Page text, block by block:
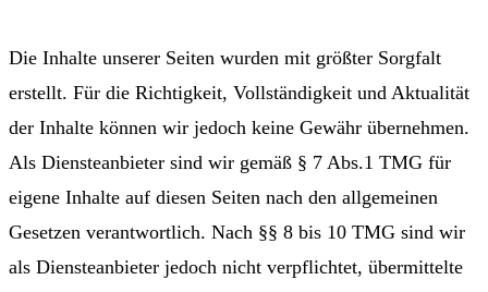
Die Inhalte unserer Seiten wurden mit größter Sorgfalt
erstellt. Für die Richtigkeit, Vollständigkeit und Aktualität
der Inhalte können wir jedoch keine Gewähr übernehmen.
Als Diensteanbieter sind wir gemäß § 7 Abs.1 TMG für
eigene Inhalte auf diesen Seiten nach den allgemeinen
Gesetzen verantwortlich. Nach §§ 8 bis 10 TMG sind wir
als Diensteanbieter jedoch nicht verpflichtet, übermittelte